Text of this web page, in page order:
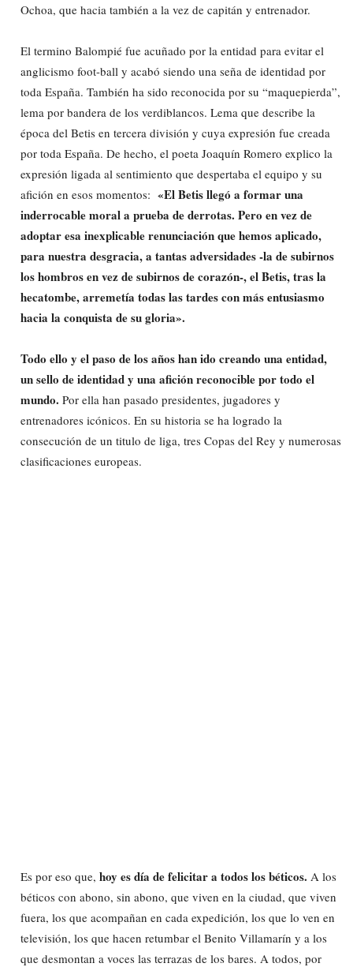
Ochoa, que hacia también a la vez de capitán y entrenador.
El termino Balompié fue acuñado por la entidad para evitar el
anglicismo foot-ball y acabó siendo una seña de identidad por
toda España. También ha sido reconocida por su “maquepierda”,
lema por bandera de los verdiblancos. Lema que describe la
época del Betis en tercera división y cuya expresión fue creada
por toda España. De hecho, el poeta Joaquín Romero explico la
expresión ligada al sentimiento que despertaba el equipo y su
afición en esos momentos: «El Betis llegó a formar una
inderrocable moral a prueba de derrotas. Pero en vez de
adoptar esa inexplicable renunciación que hemos aplicado,
para nuestra desgracia, a tantas adversidades -la de subirnos
los hombros en vez de subirnos de corazón-, el Betis, tras la
hecatombe, arremetía todas las tardes con más entusiasmo
hacia la conquista de su gloria».
Todo ello y el paso de los años han ido creando una entidad,
un sello de identidad y una afición reconocible por todo el
mundo. Por ella han pasado presidentes, jugadores y
entrenadores icónicos. En su historia se ha logrado la
consecución de un titulo de liga, tres Copas del Rey y numerosas
clasificaciones europeas.
Es por eso que, hoy es día de felicitar a todos los béticos. A los
béticos con abono, sin abono, que viven en la ciudad, que viven
fuera, los que acompañan en cada expedición, los que lo ven en
televisión, los que hacen retumbar el Benito Villamarín y a los
que desmontan a voces las terrazas de los bares. A todos, por